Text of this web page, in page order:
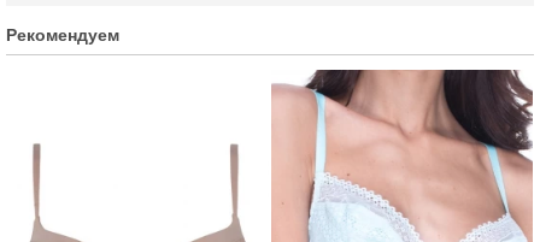
Рекомендуем